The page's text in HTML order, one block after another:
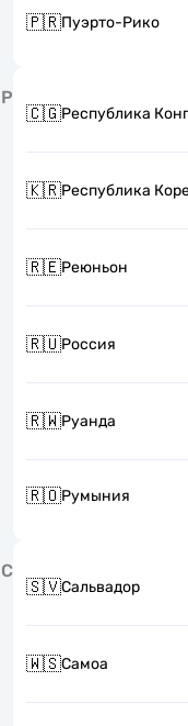
🇵🇷Пуэрто-Рико
Р
🇨🇬Республика
🇰🇷Республика
🇷🇪Реюньон
🇷🇺Россия
🇷🇼Руанда
🇷🇴Румыния
С
🇸🇻Сальвадор
🇼🇸Самоа